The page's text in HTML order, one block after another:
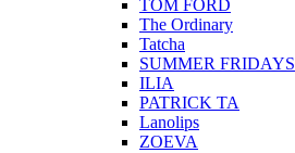
TOM FORD
The Ordinary
Tatcha
SUMMER FRIDAYS
ILIA
PATRICK TA
Lanolips
ZOEVA